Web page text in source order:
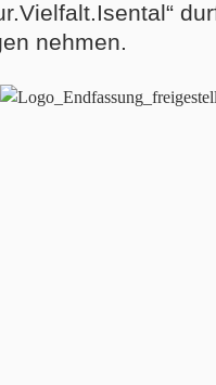
nehmen.